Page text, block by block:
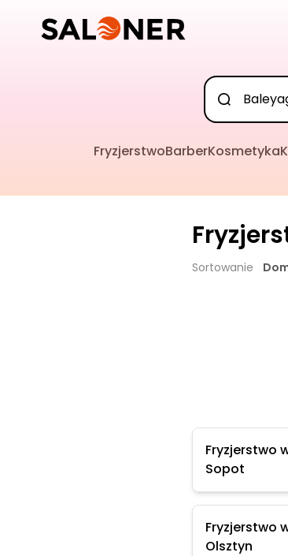
FryzjerstwoBarberKosmetyka
Sortowanie
Fryzjerstwo
Sopot
Fryzjerstwo
Olsztyn